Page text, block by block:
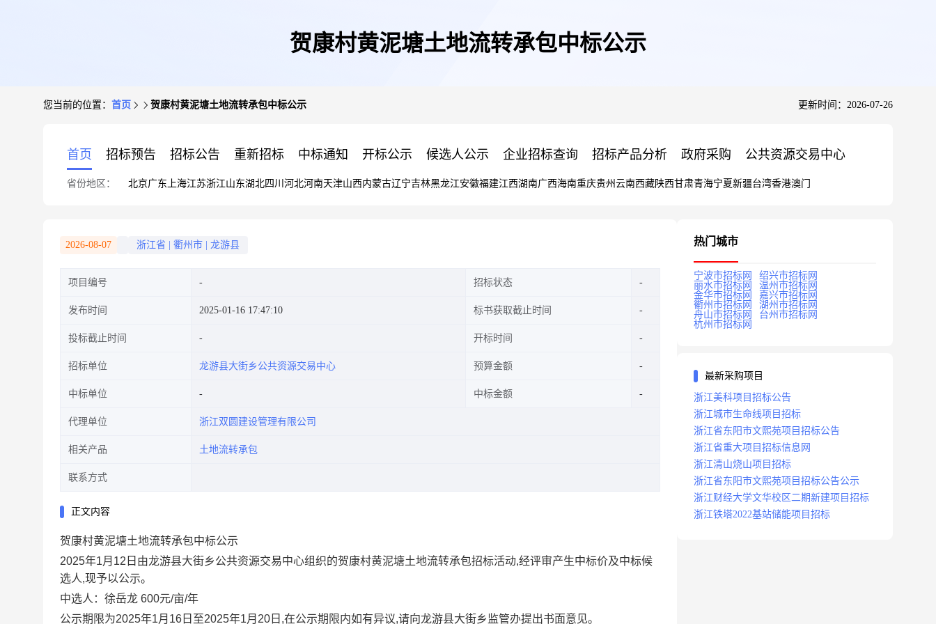
贺康村黄泥塘土地流转承包中标公示
您当前的位置： 首页 贺康村黄泥塘土地流转承包中标公示 更新时间：2026-07-26
首页 招标预告 招标公告 重新招标 中标通知 开标公示 候选人公示 企业招标查询 招标产品分析 政府采购 公共资源交易中心
省份地区： 北京广东 上海江苏浙江山东湖北四川 河北河南天津山西内蒙古辽宁吉林黑龙江安徽福建江西湖南广西海南重庆贵州 云南西藏陕西甘肃青海宁夏新疆台湾香港澳门
2026-08-07 浙江省 衢州市 龙游县
项目编号 招标状态
发布时间 2025-01-16 17:47:10 标书获取截止时间
投标截止时间 开标时间
招标单位 龙游县大街乡公共资源交易中心 预算金额
中标单位 中标金额
代理单位 浙江双圆建设管理有限公司
相关产品 土地流转承包
联系方式
正文内容
贺康村黄泥塘土地流转承包中标公示
2025年1月12日由龙游县大街乡公共资源交易中心组织的贺康村黄泥塘土地流转承包招标活动,经评审产生中标价及中标候
选人,现予以公示。
中选人：徐岳龙 600元/亩/年
公示期限为2025年1月16日至2025年1月20日,在公示期限内如有异议,请向龙游县大街乡监管办提出书面意见。
热门城市
宁波市招标网
绍兴市招标网
丽水市招标网
温州市招标网
金华市招标网
嘉兴市招标网
衢州市招标网
湖州市招标网
舟山市招标网
台州市招标网
杭州市招标网
最新采购项目
浙江美科项目招标公告
浙江城市生命线项目招标
浙江省东阳市文熙苑项目招标公告
浙江省重大项目招标信息网
浙江清山烧山项目招标
浙江省东阳市文熙苑项目招标公告公示
浙江财经大学文华校区二期新建项目招标
浙江铁塔2022基站储能项目招标